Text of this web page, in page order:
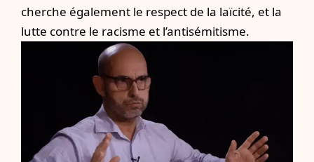
cherche également le respect de la laïcité, et la
lutte contre le racisme et l’antisémitisme.